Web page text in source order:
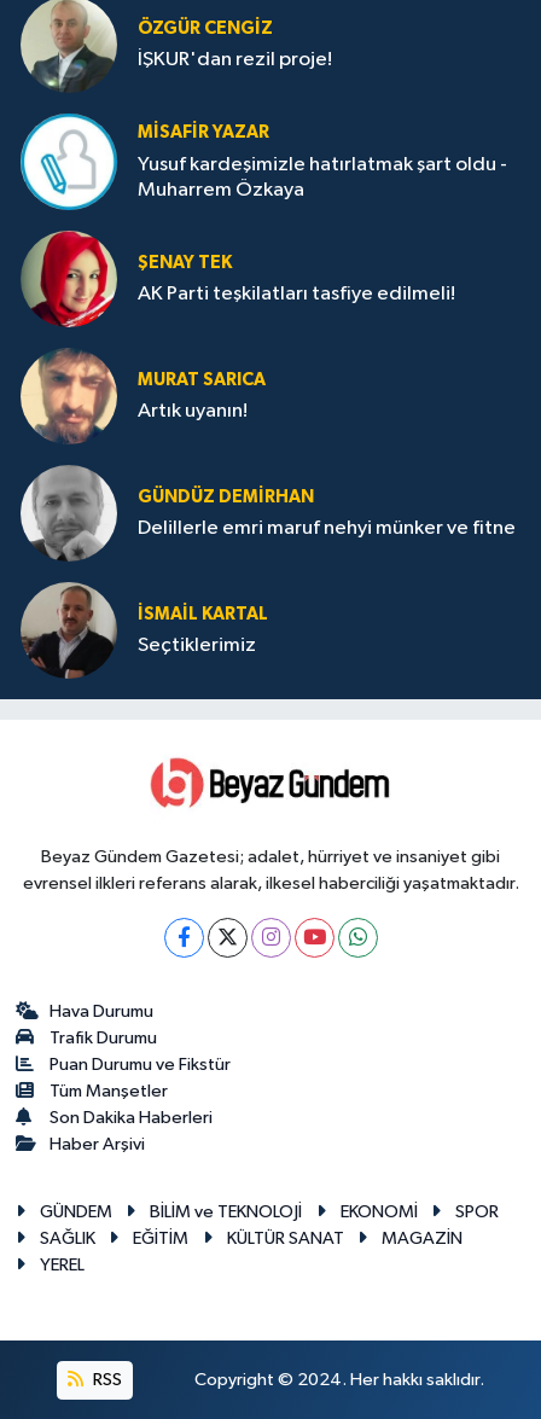
ÖZGÜR CENGIZ
İŞKUR'dan rezil proje!
MISAFIR YAZAR
Yusuf kardeşimizle hatırlatmak şart oldu -
Muharrem Özkaya
ŞENAY TEK
AK Parti teşkilatları tasfiye edilmeli!
MURAT SARICA
Artık uyanın!
GÜNDÜZ DEMIRHAN
Delillerle emri maruf nehyi münker ve fitne
İSMAIL KARTAL
Seçtiklerimiz
Beyaz Gündem Gazetesi; adalet, hürriyet ve insaniyet gibi
evrensel ilkleri referans alarak, ilkesel haberciliği yaşatmaktadır.
Hava Durumu
Trafik Durumu
Puan Durumu ve Fikstür
Tüm Manşetler
Son Dakika Haberleri
Haber Arşivi
GÜNDEM BİLİM ve TEKNOLOJİ EKONOMİ
SPOR
SAĞLIK
EĞİTİM KÜLTÜR SANAT
MAGAZİN
YEREL
RSS Copyright © 2024. Her hakkı saklıdır.